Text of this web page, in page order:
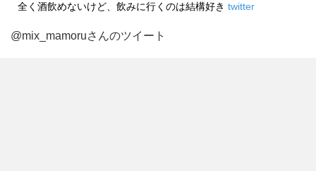
全く酒飲めないけど、飲みに行くのは結構好き twitter
@mix_mamoruさんのツイート